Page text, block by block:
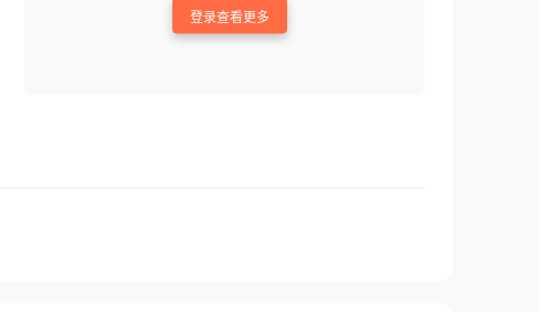
登录查看更多